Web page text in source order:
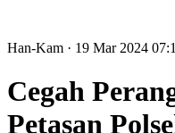
Han-Kam · 19 Mar 2024
Cegah
Petasan